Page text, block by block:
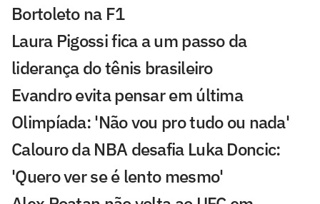
Bortoleto na F1
Laura Pigossi fica a um passo da
liderança do tênis brasileiro
Evandro evita pensar em última
Olimpíada: 'Não vou pro tudo ou nada'
Calouro da NBA desafia Luka Doncic:
'Quero ver se é lento mesmo'